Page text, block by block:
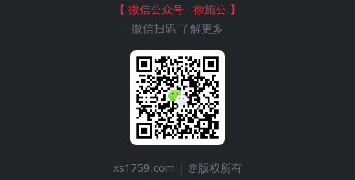
【 微信公众号 · 徐施公 】
- 微信扫码 了解更多 -
xs1759.com | @版权所有